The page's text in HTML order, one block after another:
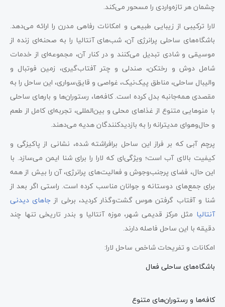
چشمان هر تازه‌واردی را مسحور می‌کند.
لارا ترکیبی از زیبایی طبیعی و امکانات رفاهی مدرن را ارائه می‌دهد.
باشگاه‌های ساحلی پرانرژی آن، شب‌های آنتالیا را به صحنه‌ای زنده از
موسیقی و شادی تبدیل می‌کنند و در کنار آن، مجموعه‌ای از خدمات
شامل دوش و رختکن، صندلی و چتر آفتاب‌گیری، زمین فوتبال و
والیبال ساحلی، مناطق پیک‌نیک، غواصی و قایق‌سواری، این ساحل را به
مقصدی همه‌جانبه بدل کرده است. کافه‌ها، رستوران‌ها و بارهای ساحلی
با منوهایی متنوع از غذاهای محلی و بین‌المللی، تجربه‌ای کامل از طعم
و حال‌وهوای مدیترانه را به بازدیدکنندگان هدیه می‌دهند.
پرچم آبی که بر فراز این ساحل برافراشته شده، نشانی از پاکیزگی و
کیفیت بالای آب است؛ ویژگی‌ای که لارا را برای شنا ایمن می‌سازد. با
این حال، فضای پرجنب‌وجوش و فعالیت‌های پرانرژی، آن را بیش از همه
برای جمع‌های دوستانه و جوانان مناسب کرده است. راستی اگر بعد از
شنا و آفتاب گرفتن هوس گشت‌وگذار کردید، برخی از جاهای دیدنی
آنتالیا مثل مرکز قدیمی شهر، موزه آنتالیا و بندر تاریخی تنها چند
دقیقه با این ساحل فاصله دارند.
امکانات و تفریحات شاخص ساحل لارا:
باشگاه‌های ساحلی فعال
کافه‌ها و رستوران‌های متنوع